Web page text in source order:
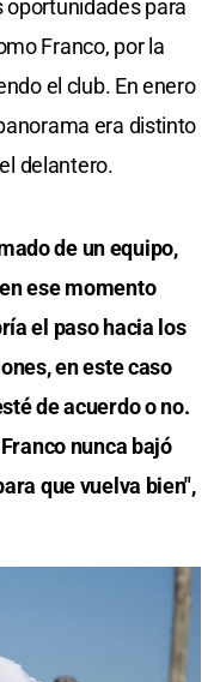
oportunidades para
Franco, por la
el club. En enero
era distinto
delantero.
de un equipo,
ese momento
el paso hacia los
en este caso
de acuerdo o no.
nunca bajó
que vuelva bien",